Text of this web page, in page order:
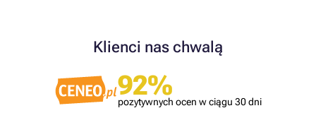
Klienci nas chwalą
92%
pozytywnych ocen w ciągu 30 dni